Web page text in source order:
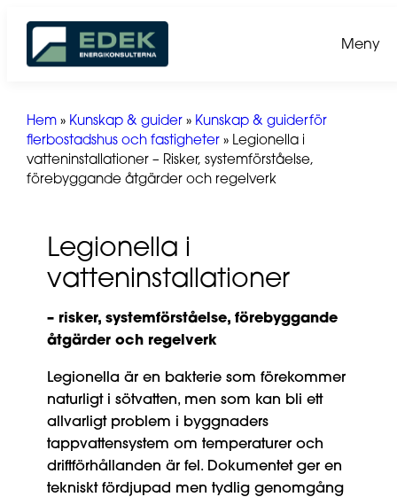
Hoppa
innehåll
Meny
Hem » Kunskap & guider » Kunskap & guiderför
flerbostadshus och fastigheter »
Legionella i
vatteninstallationer – Risker, systemförståelse,
förebyggande åtgärder och regelverk
Legionella i
vatteninstallationer
– risker, systemförståelse, förebyggande
åtgärder och regelverk
Legionella är en bakterie som förekommer
naturligt i sötvatten, men som kan bli ett
allvarligt problem i byggnaders
tappvattensystem om temperaturer och
driftförhållanden är fel. Dokumentet ger en
tekniskt fördjupad men tydlig genomgång